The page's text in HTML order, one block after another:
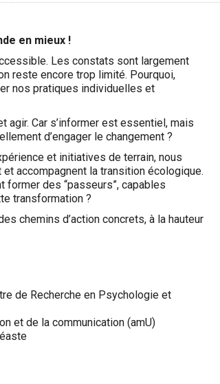
en mieux !
Les constats sont largement
reste encore trop limité. Pourquoi,
nos pratiques individuelles et
agir. Car s’informer est essentiel, mais
d’engager le changement ?
et initiatives de terrain, nous
accompagnent la transition écologique.
des “passeurs”, capables
transformation ?
chemins d’action concrets, à la hauteur
de Recherche en Psychologie et
et de la communication (amU)